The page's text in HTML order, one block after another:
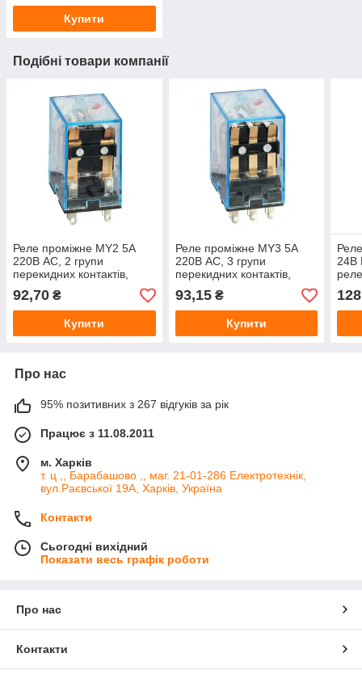
Купити
Подібні товари компанії
Реле проміжне MY2 5А
220В AC, 2 групи
перекидних контактів,
92,70 ₴
Купити
Реле проміжне MY3 5А
220В AC, 3 групи
перекидних контактів,
93,15₴
Купити
24В
Про нас
95% позитивних з 267 відгуків за рік
Працює з 11.08.2011
м. Харків
т. ц ,, Барабашово ,, маг. 21-01-286 Електротехнік,
вул.Раєвської 19А, Харків, Україна
Контакти
Сьогодні вихідний
Показати весь графік роботи
Про нас
Контакти